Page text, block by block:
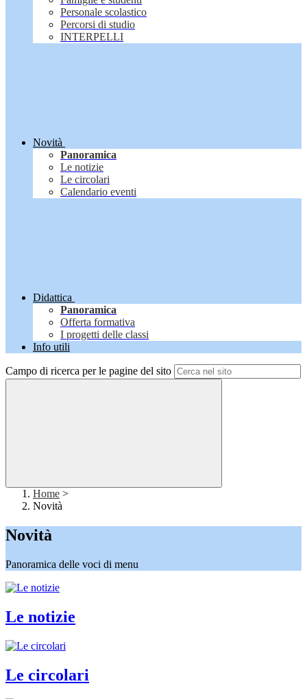
Personale scolastico
Percorsi di studio
INTERPELLI
Novità
Panoramica
Le notizie
Le circolari
Calendario eventi
Didattica
Panoramica
Offerta formativa
I progetti delle classi
Info utili
Campo di ricerca per le pagine del sito
Home >
Novità
Novità
Panoramica delle voci di menu
Le notizie
Le circolari